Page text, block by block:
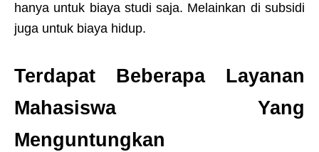
hanya untuk biaya studi saja. Melainkan di subsidi
juga untuk biaya hidup.
Terdapat Beberapa Layanan
Mahasiswa Yang
Menguntungkan